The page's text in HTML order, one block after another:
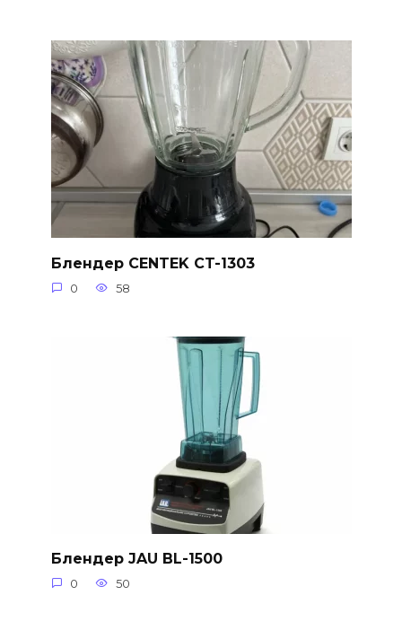
Блендер CENTEK CT-1303
0 58
Блендер JAU BL-1500
0 50